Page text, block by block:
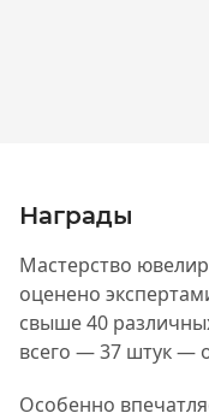
Награды
Мастерство
оценено
свыше 40
всего — 37 штук —
Особенно